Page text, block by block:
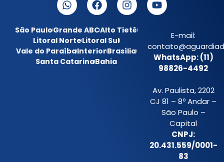
São PauloGrande ABCAlto Tietê
Litoral NorteLitoral Sul
Vale do ParaíbaInteriorBrasília
Santa CatarinaBahia
E-mail:
WhatsApp: (11)
98826-4492
Av. Paulista, 2202
CJ 81 – 8º Andar –
São Paulo –
Capital
CNPJ:
20.431.559/0001-
83